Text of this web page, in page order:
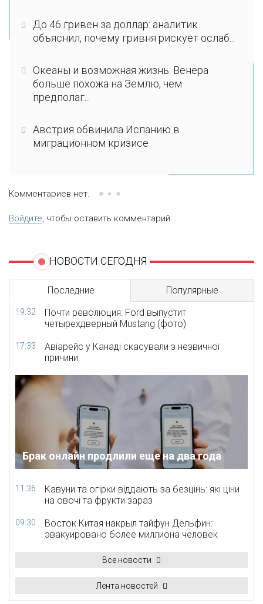
До 46 гривен за доллар: аналитик
объяснил, почему гривня рискует ослаб...
Океаны и возможная жизнь: Венера
больше похожа на Землю, чем
предполаг...
Австрия обвинила Испанию в
миграционном кризисе
Комментариев нет.
Войдите, чтобы оставить комментарий.
НОВОСТИ СЕГОДНЯ
Последние Популярные
19:32
Почти революция: Ford выпустит
четырехдверный Mustang (фото)
17:33
Авіарейс у Канаді скасували з незвичної
причини
Брак онлайн продлили еще на два года
11:36
Кавуни та огірки віддають за безцінь: які ціни
на овочі та фрукти зараз
09:30
Восток Китая накрыл тайфун Дельфин:
эвакуировано более миллиона человек
Все новости
Лента новостей